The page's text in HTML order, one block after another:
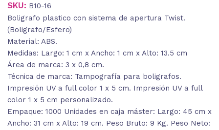
SKU: B10-16
Boligrafo plastico con sistema de apertura Twist.
(Boligrafo/Esfero)
Material: ABS.
Medidas: Largo: 1 cm x Ancho: 1 cm x Alto: 13.5 cm
Área de marca: 3 x 0,8 cm.
Técnica de marca: Tampografía para boligrafos.
Impresión UV a full color 1 x 5 cm. Impresión UV a full
color 1 x 5 cm personalizado.
Empaque: 1000 Unidades en caja máster: Largo: 45 cm x
Ancho: 31 cm x Alto: 19 cm. Peso Bruto: 9 Kg. Peso Neto: